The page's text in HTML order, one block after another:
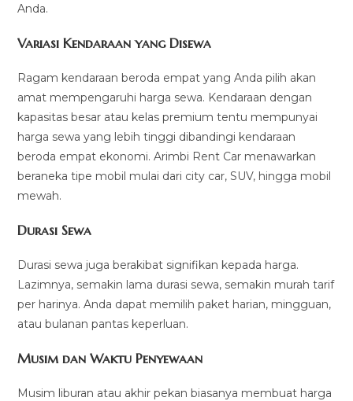
Anda.
Variasi Kendaraan yang Disewa
Ragam kendaraan beroda empat yang Anda pilih akan
amat mempengaruhi harga sewa. Kendaraan dengan
kapasitas besar atau kelas premium tentu mempunyai
harga sewa yang lebih tinggi dibandingi kendaraan
beroda empat ekonomi. Arimbi Rent Car menawarkan
beraneka tipe mobil mulai dari city car, SUV, hingga mobil
mewah.
Durasi Sewa
Durasi sewa juga berakibat signifikan kepada harga.
Lazimnya, semakin lama durasi sewa, semakin murah tarif
per harinya. Anda dapat memilih paket harian, mingguan,
atau bulanan pantas keperluan.
Musim dan Waktu Penyewaan
Musim liburan atau akhir pekan biasanya membuat harga